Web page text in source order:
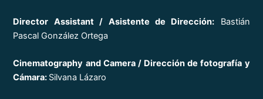
Director Assistant / Asistente de Dirección: Bastián
Pascal González Ortega
Cinematography and Camera / Dirección de fotografía y
Cámara: Silvana Lázaro